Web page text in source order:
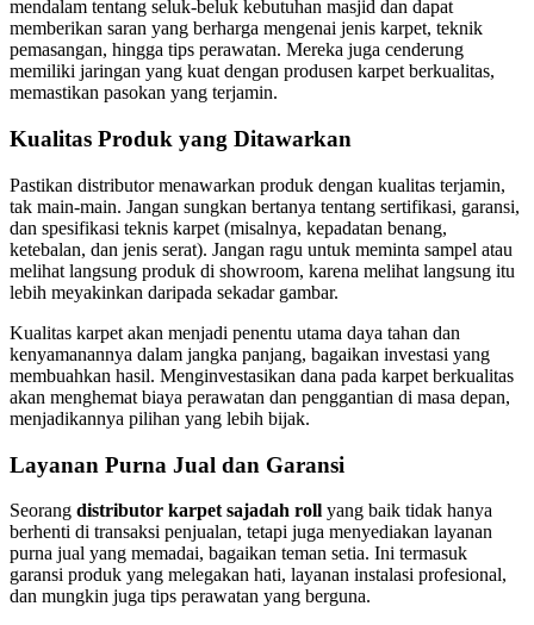
mendalam tentang seluk-beluk kebutuhan masjid dan dapat
memberikan saran yang berharga mengenai jenis karpet, teknik
pemasangan, hingga tips perawatan. Mereka juga cenderung
memiliki jaringan yang kuat dengan produsen karpet berkualitas,
memastikan pasokan yang terjamin.
Kualitas Produk yang Ditawarkan
Pastikan distributor menawarkan produk dengan kualitas terjamin,
tak main-main. Jangan sungkan bertanya tentang sertifikasi, garansi,
dan spesifikasi teknis karpet (misalnya, kepadatan benang,
ketebalan, dan jenis serat). Jangan ragu untuk meminta sampel atau
melihat langsung produk di showroom, karena melihat langsung itu
lebih meyakinkan daripada sekadar gambar.
Kualitas karpet akan menjadi penentu utama daya tahan dan
kenyamanannya dalam jangka panjang, bagaikan investasi yang
membuahkan hasil. Menginvestasikan dana pada karpet berkualitas
akan menghemat biaya perawatan dan penggantian di masa depan,
menjadikannya pilihan yang lebih bijak.
Layanan Purna Jual dan Garansi
Seorang distributor karpet sajadah roll yang baik tidak hanya
berhenti di transaksi penjualan, tetapi juga menyediakan layanan
purna jual yang memadai, bagaikan teman setia. Ini termasuk
garansi produk yang melegakan hati, layanan instalasi profesional,
dan mungkin juga tips perawatan yang berguna.